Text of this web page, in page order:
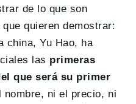
de lo que son
quieren demostrar:
china, Yu Hao, ha
las primeras
que será su primer
nombre, ni el precio, ni